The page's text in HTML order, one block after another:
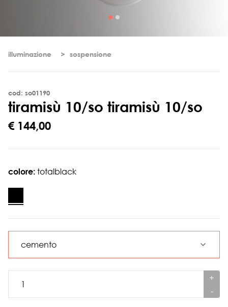
illuminazione sospensione
cod: so01190
tiramisù 10/so tiramisù 10/so
€ 144,00
colore: totalblack
+
-